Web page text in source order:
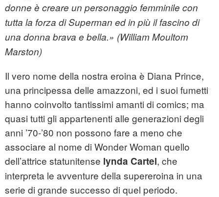
donne è creare un personaggio femminile con
tutta la forza di Superman ed in più il fascino di
una donna brava e bella.» (William Moultom
Marston)
Il vero nome della nostra eroina è Diana Prince,
una principessa delle amazzoni, ed i suoi fumetti
hanno coinvolto tantissimi amanti di comics; ma
quasi tutti gli appartenenti alle generazioni degli
anni ’70-’80 non possono fare a meno che
associare al nome di Wonder Woman quello
dell’attrice statunitense lynda Cartel, che
interpreta le avventure della supereroina in una
serie di grande successo di quel periodo.